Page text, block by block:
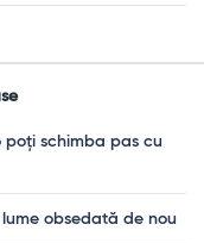
poți schimba pas cu
obsedată de nou